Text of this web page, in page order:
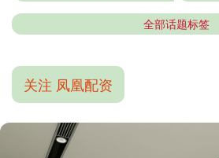
全部话题标签
关注 凤凰配资